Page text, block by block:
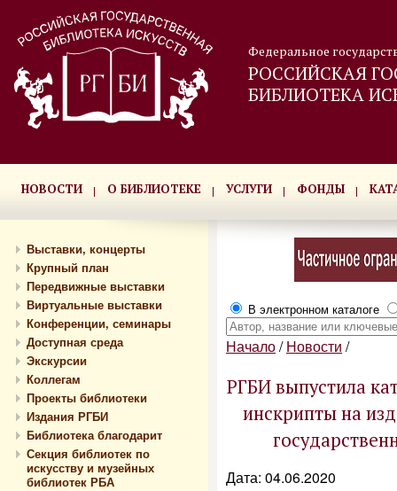
Федеральное
РОССИЙСКАЯ
БИБЛИОТЕКА
НОВОСТИ О БИБЛИОТЕКЕ УСЛУГИ ФОНДЫ
Выставки, концерты
Крупный план
Передвижные выставки
Виртуальные выставки
Конференции, семинары
Доступная среда
Экскурсии
Коллегам
Проекты библиотеки
Издания РГБИ
Библиотека благодарит
Секция библиотек по
искусству и музейных
библиотек РБА
В электронном каталоге
Начало/ Новости /
РГБИ выпустила
инскрипты на
Дата: 04.06.2020